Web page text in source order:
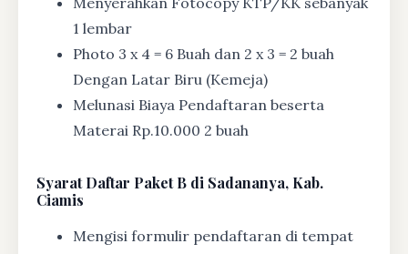
1 lembar
Photo 3 x 4 = 6 Buah dan 2 x 3 = 2 buah
Dengan Latar Biru (Kemeja)
Melunasi Biaya Pendaftaran beserta
Materai Rp.10.000 2 buah
SyaratDaftar Paket B di Sadananya, Kab.
Ciamis
Mengisi formulir pendaftaran di tempat